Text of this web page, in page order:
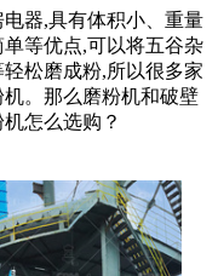
器,具有体积小、重量
等优点,可以将五谷杂
松磨成粉,所以很多家
。那么磨粉机和破壁
怎么选购？